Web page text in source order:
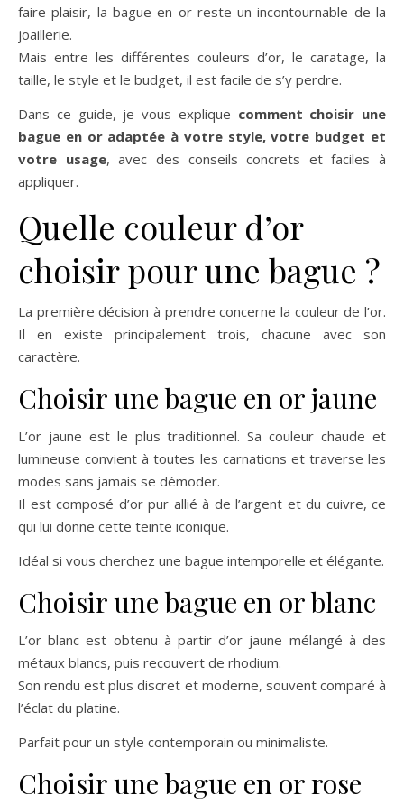
faire plaisir, la bague en or reste un incontournable de la
joaillerie.
Mais entre les différentes couleurs d’or, le caratage, la
taille, le style et le budget, il est facile de s’y perdre.
Dans ce guide, je vous explique comment choisir une
bague en or adaptée à votre style, votre budget et
votre usage, avec des conseils concrets et faciles à
appliquer.
Quelle couleur d’or
choisir pour une bague ?
La première décision à prendre concerne la couleur de l’or.
Il en existe principalement trois, chacune avec son
caractère.
Choisir une bague en or jaune
L’or jaune est le plus traditionnel. Sa couleur chaude et
lumineuse convient à toutes les carnations et traverse les
modes sans jamais se démoder.
Il est composé d’or pur allié à de l’argent et du cuivre, ce
qui lui donne cette teinte iconique.
Idéal si vous cherchez une bague intemporelle et élégante.
Choisir une bague en or blanc
L’or blanc est obtenu à partir d’or jaune mélangé à des
métaux blancs, puis recouvert de rhodium.
Son rendu est plus discret et moderne, souvent comparé à
l’éclat du platine.
Parfait pour un style contemporain ou minimaliste.
Choisir une bague en or rose